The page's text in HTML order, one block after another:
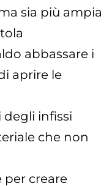
sia più ampia
abbassare i
aprire le
degli infissi
che non
per creare